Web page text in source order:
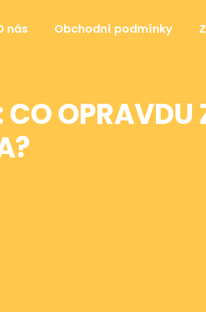
nás Obchodní podmínky